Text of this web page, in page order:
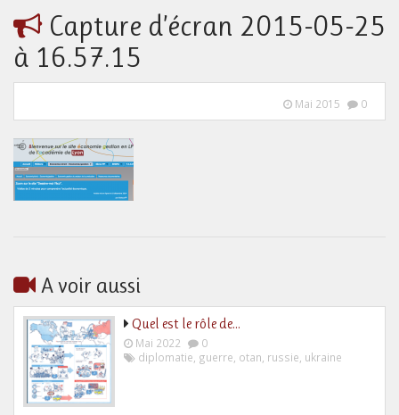
Capture d’écran 2015-05-25
à 16.57.15
Mai 2015 0
A voir aussi
Quel est le rôle de…
Mai 2022
0
diplomatie guerre otan russie ukraine